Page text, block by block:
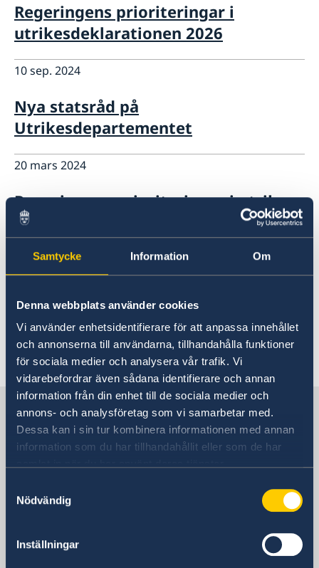
Samtycke Information Om
Denna webbplats använder cookies
Vi använder enhetsidentifierare för att anpassa innehållet
och annonserna till användarna, tillhandahålla funktioner
för sociala medier och analysera vår trafik. Vi
vidarebefordrar även sådana identifierare och annan
information från din enhet till de sociala medier och
annons- och analysföretag som vi samarbetar med.
Dessa kan i sin tur kombinera informationen med annan
information som du har tillhandahållit eller som de har
Nödvändig
Inställningar
Team Sweden
Så kan du få stöd
Svenska företag i Angola
Anmäl handelshinder
Regeringens prioriteringar i
utrikesdeklarationen 2026
10 sep. 2024
Nya statsråd på
Utrikesdepartementet
20 mars 2024
Regeringens prioriteringar i utrikes-
och säkerhetspolitiken med
anledning av Sveriges medlemskap i
Nato
24 feb. 2023
Sveriges samlade stöd till de
jordbävningsdrabbade
Sverige i Angola
Sveriges ambassad
De Stockholmsbaserade
besökare. Vänligen kontakta oss via epost